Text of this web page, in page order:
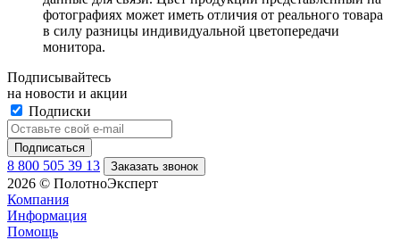
фотографиях может иметь отличия от реального товара
в силу разницы индивидуальной цветопередачи
монитора.
Подписывайтесь
на новости и акции
Подписки
8 800 505 39 13 Заказать звонок
2026 © ПолотноЭксперт
Компания
Информация
Помощь